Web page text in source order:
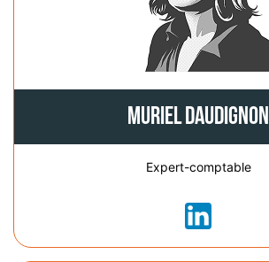
Muriel Daudignon
Expert-comptable